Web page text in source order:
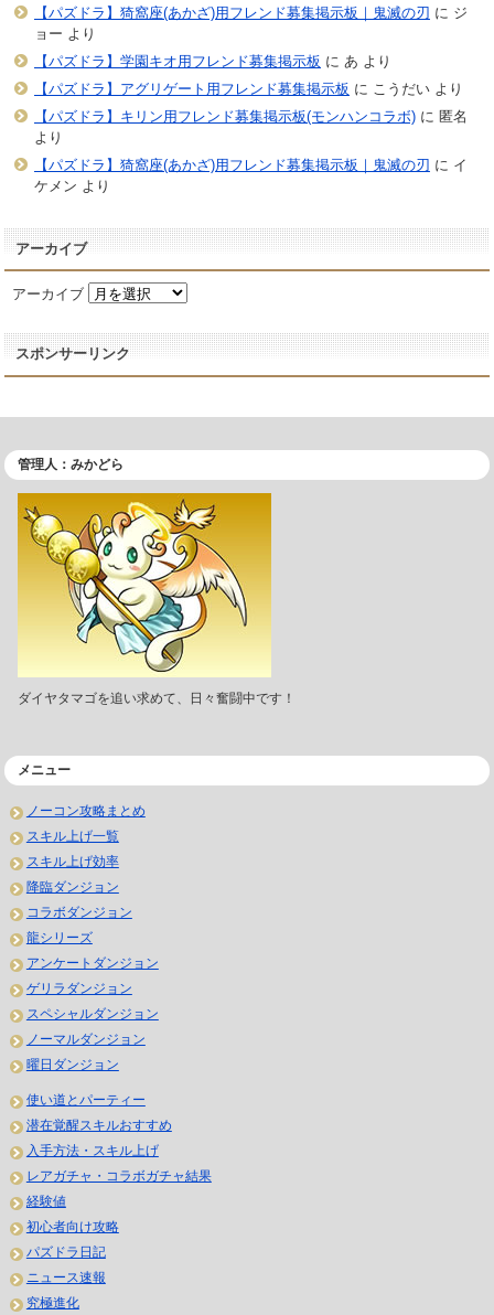
【パズドラ】猗窩座(あかざ)用フレンド募集掲示板｜鬼滅の刃 に ジ
ョー より
【パズドラ】学園キオ用フレンド募集掲示板 に あ より
【パズドラ】アグリゲート用フレンド募集掲示板 に こうだいより
【パズドラ】キリン用フレンド募集掲示板(モンハンコラボ)に 匿名
より
【パズドラ】猗窩座(あかざ)用フレンド募集掲示板｜鬼滅の刃 に イ
ケメン より
アーカイブ
アーカイブ
スポンサーリンク
管理人：みかどら
ダイヤタマゴを追い求めて、日々奮闘中です！
メニュー
ノーコン攻略まとめ
スキル上げ一覧
スキル上げ効率
降臨ダンジョン
コラボダンジョン
龍シリーズ
アンケートダンジョン
ゲリラダンジョン
スペシャルダンジョン
ノーマルダンジョン
曜日ダンジョン
使い道とパーティー
潜在覚醒スキルおすすめ
入手方法・スキル上げ
レアガチャ・コラボガチャ結果
経験値
初心者向け攻略
パズドラ日記
ニュース速報
究極進化